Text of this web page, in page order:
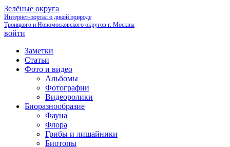
Зелёные округа
Интернет-портал о дикой природе
Троицкого и Новомосковского округов г. Москвы
войти
Заметки
Статьи
Фото и видео
Альбомы
Фотографии
Видеоролики
Биоразнообразие
Фауна
Флора
Грибы и лишайники
Биотопы